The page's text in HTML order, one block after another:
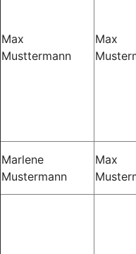
Max
Musttermann
Max
Marlene
Mustermann
Max